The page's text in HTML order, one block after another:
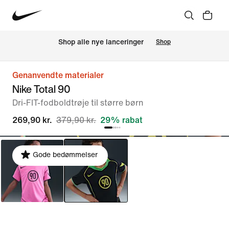
Shop alle nye lanceringer Shop
Genanvendte materialer
Nike Total 90
Dri-FIT-fodboldtrøje til større børn
269,90 kr. 379,90 kr. 29% rabat
Gode bedømmelser